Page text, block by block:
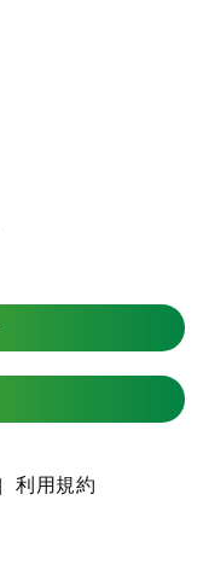
利用規約